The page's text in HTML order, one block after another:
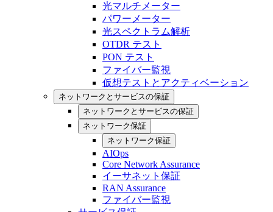
光マルチメーター
パワーメーター
光スペクトラム解析
OTDR テスト
PON テスト
ファイバー監視
仮想テストとアクティベーション
ネットワークとサービスの保証
ネットワークとサービスの保証
ネットワーク保証
ネットワーク保証
AIOps
Core Network Assurance
イーサネット保証
RAN Assurance
ファイバー監視